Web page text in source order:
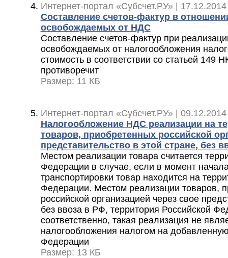
Интернет-портал «Субсчет.РУ» |
Составление счетов-фактур в
освобождаемых от НДС
Составление счетов-фактур при
освобождаемых от налогообложения
стоимость в соответствии со статьей
противоречит
Размер: 11 КБ
Интернет-портал «Субсчет.РУ» |
Налогообложение НДС реализации на
товаров, приобретенных российской
представительство в этой стране, без
Местом реализации товара считается
Федерации в случае, если в момент начала
транспортировки товар находится на
Федерации. Местом реализации товаров,
российской организацией через свое
без ввоза в РФ, территория Российской
соответственно, такая реализация не
налогообложения налогом на
Федерации
Размер: 13 КБ